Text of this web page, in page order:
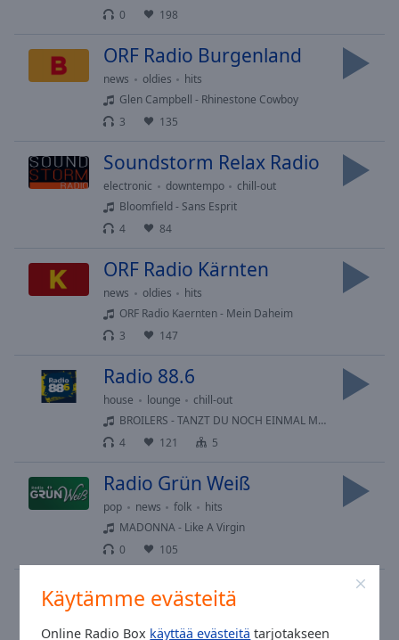
Käytämme evästeitä
Online Radio Box käyttää evästeitä tarjotakseen
0
198
ORF Radio Burgenland
news oldies
hits
Glen Campbell - Rhinestone Cowboy
3
135
Soundstorm Relax Radio
electronic downtempo
chill-out
Bloomfield - Sans Esprit
4
84
ORF Radio Kärnten
news oldies
hits
ORF Radio Kaernten - Mein Daheim
3
147
Radio 88.6
house lounge
chill-out
BROILERS - TANZT DU NOCH EINMAL MIT MIR
4
121 5
Radio Grün Weiß
pop news folk
hits
MADONNA - Like A Virgin
0
105
Antenne Vorarlberg
Nicky Youre & dazy - Sunroof